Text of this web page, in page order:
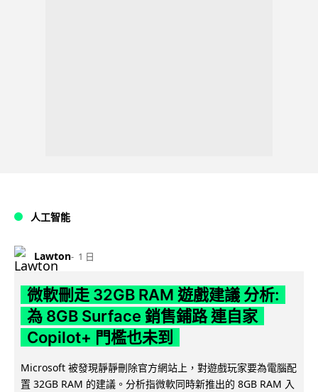
人工智能
Lawton 1 日
微軟刪走 32GB RAM 遊戲建議 分析:
為 8GB Surface 銷售鋪路 連自家
Copilot+ 門檻也未到
Microsoft 被發現靜靜刪除官方網站上，對遊戲玩家要為電腦配
置 32GB RAM 的建議。分析指微軟同時新推出的 8GB RAM 入